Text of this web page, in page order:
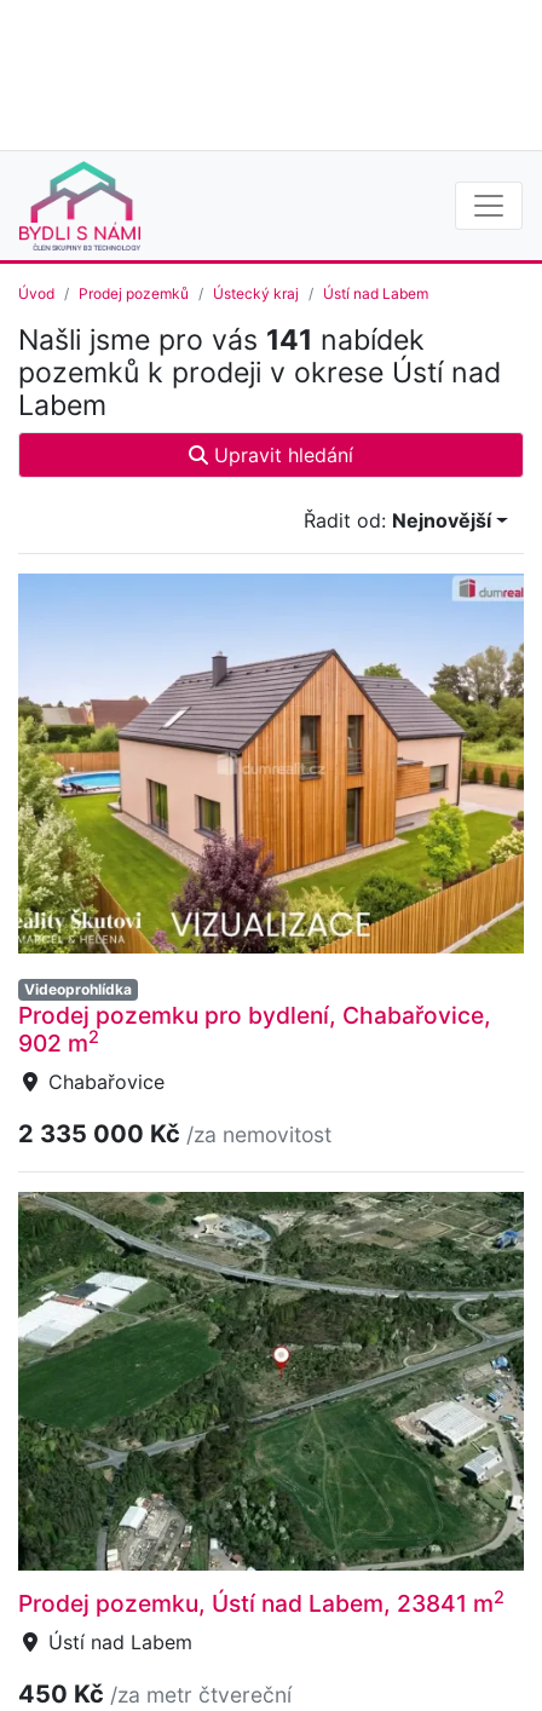
Úvod Prodej pozemků Ústecký kraj Ústí nad Labem
Našli jsme pro vás 141 nabídek
pozemků k prodeji v okrese Ústí nad
Labem
Upravit hledání
Řadit od: Nejnovější
Videoprohlídka
Prodej pozemku pro bydlení, Chabařovice,
902 m2
Chabařovice
2 335 000 Kč /za nemovitost
Prodej pozemku, Ústí nad Labem, 23841 m2
Ústí nad Labem
450 Kč /za metr čtvereční